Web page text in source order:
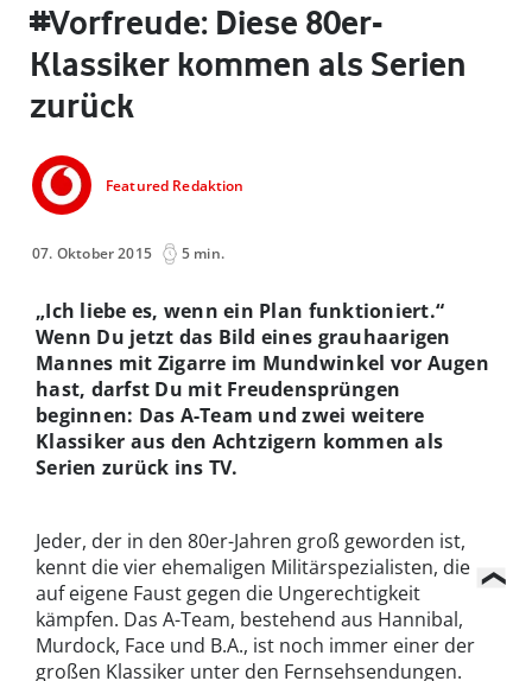
#Vorfreude: Diese 80er-
Klassiker kommen als Serien
zurück
Featured Redaktion
07. Oktober 2015 5 min.
„Ich liebe es, wenn ein Plan funktioniert.“
Wenn Du jetzt das Bild eines grauhaarigen
Mannes mit Zigarre im Mundwinkel vor Augen
hast, darfst Du mit Freudensprüngen
beginnen: Das A-Team und zwei weitere
Klassiker aus den Achtzigern kommen als
Serien zurück ins TV.
Jeder, der in den 80er-Jahren groß geworden ist,
kennt die vier ehemaligen Militärspezialisten, die
auf eigene Faust gegen die Ungerechtigkeit
kämpfen. Das A-Team, bestehend aus Hannibal,
Murdock, Face und B.A., ist noch immer einer der
großen Klassiker unter den Fernsehsendungen.